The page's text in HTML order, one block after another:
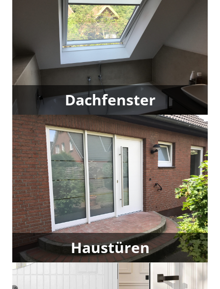
und perfekt auf Ihr Zuhause abgestimmt.
Dachfenster
Mehr Licht im Dachgeschoss? Wir verbauen
moderne Dachfenster und übernehmen auch den
Austausch alter Modelle – sauber, schnell und
professionell.
Haustüren
Hochwertige Haustüren vereinen Design und
Sicherheit. Wir bieten eine große Auswahl und